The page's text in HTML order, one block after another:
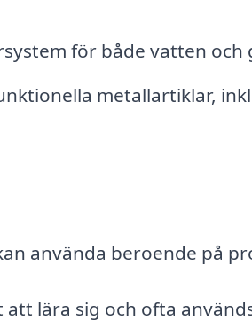
för både vatten och
metallartiklar,
använda beroende på
lära sig och ofta